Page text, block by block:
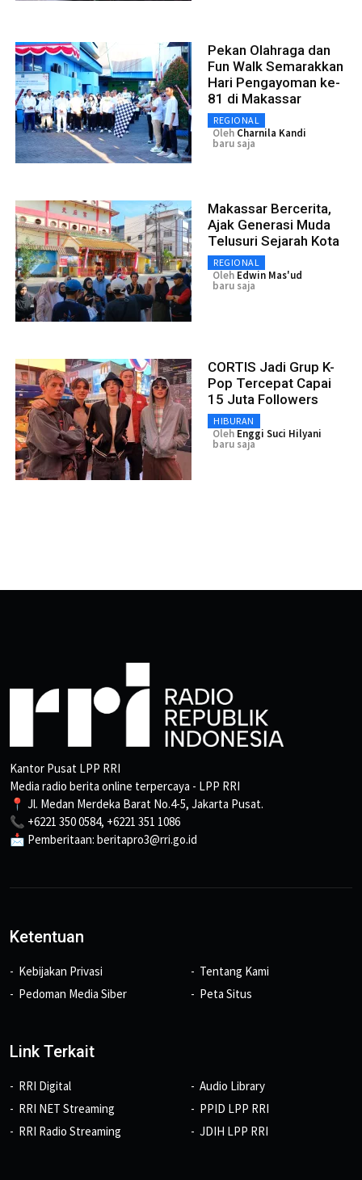
Pekan Olahraga dan
Fun Walk Semarakkan
Hari Pengayoman ke-
81 di Makassar
REGIONAL
Oleh Charnila Kandi
baru saja
Makassar Bercerita,
Ajak Generasi Muda
Telusuri Sejarah Kota
REGIONAL
Oleh Edwin Mas'ud
baru saja
CORTIS Jadi Grup K-
Pop Tercepat Capai
15 Juta Followers
HIBURAN
Oleh Enggi Suci Hilyani
baru saja
Kantor Pusat LPP RRI
Media radio berita online terpercaya - LPP RRI
📍 Jl. Medan Merdeka Barat No.4-5, Jakarta Pusat.
📞 +6221 350 0584, +6221 351 1086
📩 Pemberitaan: beritapro3@rri.go.id
Ketentuan
Kebijakan Privasi
Pedoman Media Siber
Tentang Kami
Peta Situs
Link Terkait
RRI Digital
RRI NET Streaming
RRI Radio Streaming
Audio Library
PPID LPP RRI
JDIH LPP RRI